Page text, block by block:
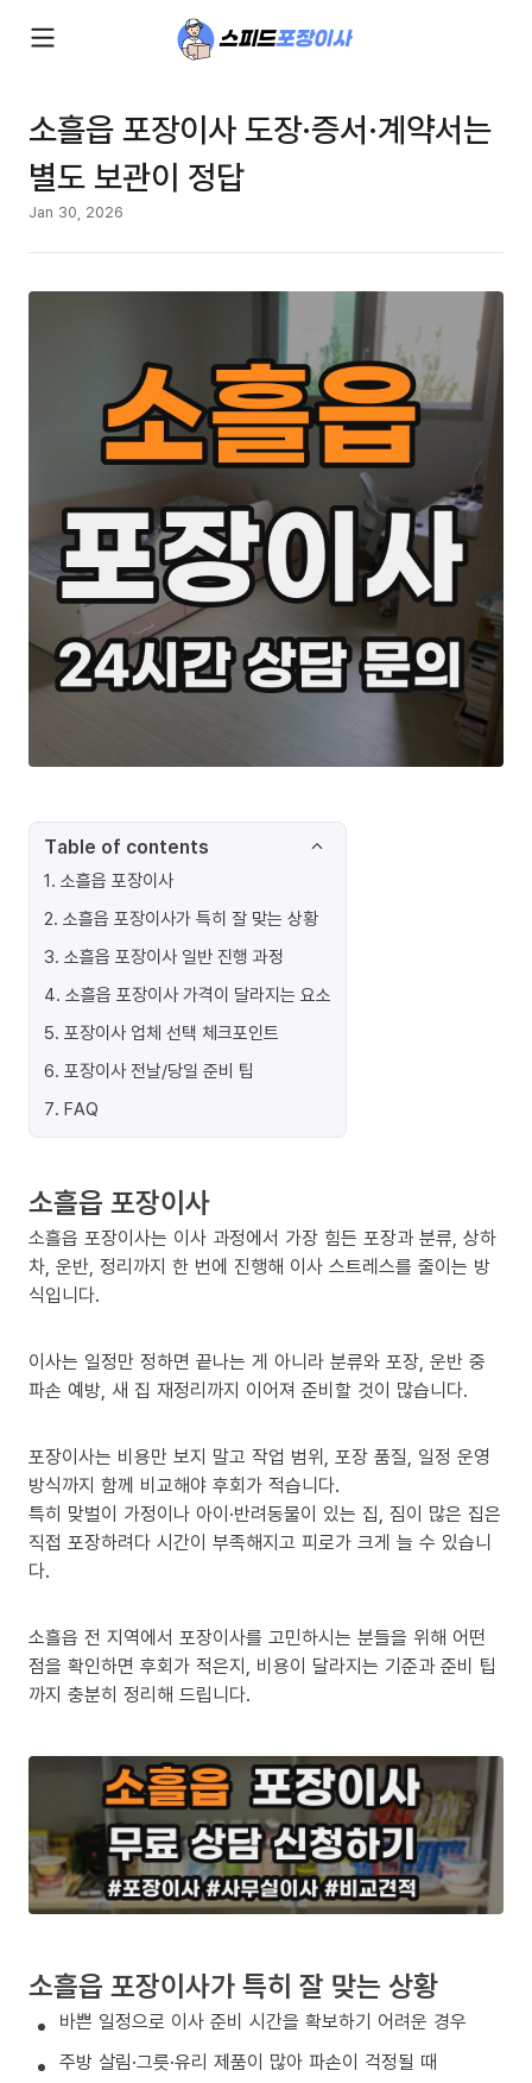
소흘읍 포장이사 도장·증서·계약서는
별도 보관이 정답
Jan 30, 2026
Table of contents
1. 소흘읍 포장이사
2. 소흘읍 포장이사가 특히 잘 맞는 상황
3. 소흘읍 포장이사 일반 진행 과정
4. 소흘읍 포장이사 가격이 달라지는 요소
5. 포장이사 업체 선택 체크포인트
6. 포장이사 전날/당일 준비 팁
7. FAQ
소흘읍 포장이사
소흘읍 포장이사는 이사 과정에서 가장 힘든 포장과 분류, 상하
차, 운반, 정리까지 한 번에 진행해 이사 스트레스를 줄이는 방
식입니다.
이사는 일정만 정하면 끝나는 게 아니라 분류와 포장, 운반 중
파손 예방, 새 집 재정리까지 이어져 준비할 것이 많습니다.
포장이사는 비용만 보지 말고 작업 범위, 포장 품질, 일정 운영
방식까지 함께 비교해야 후회가 적습니다.
특히 맞벌이 가정이나 아이·반려동물이 있는 집, 짐이 많은 집은
직접 포장하려다 시간이 부족해지고 피로가 크게 늘 수 있습니
다.
소흘읍 전 지역에서 포장이사를 고민하시는 분들을 위해 어떤
점을 확인하면 후회가 적은지, 비용이 달라지는 기준과 준비 팁
까지 충분히 정리해 드립니다.
소흘읍 포장이사가 특히 잘 맞는 상황
바쁜 일정으로 이사 준비 시간을 확보하기 어려운 경우
주방 살림·그릇·유리 제품이 많아 파손이 걱정될 때